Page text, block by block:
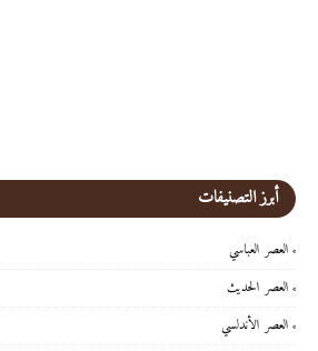
أبرز التصنيفات
العصر العباسي
العصر الحديث
العصر الأندلسي